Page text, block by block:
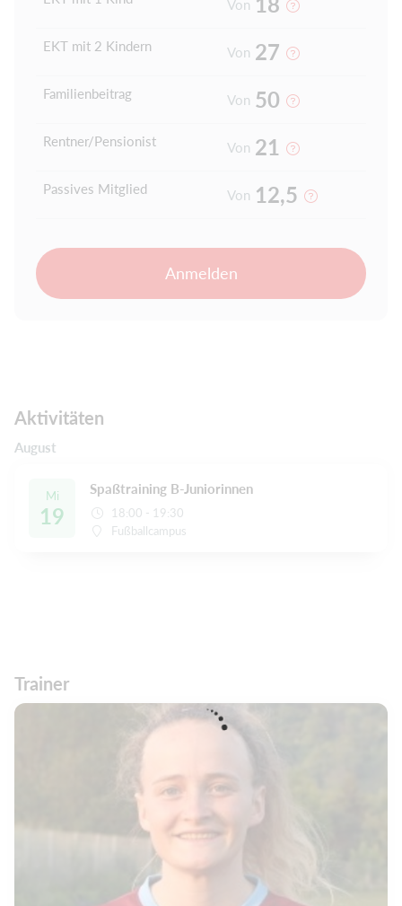
Von
EKT mit 2 Kindern Von 27
Familienbeitrag Von 50
Rentner/Pensionist Von 21
Passives Mitglied Von 12,5
Anmelden
Aktivitäten
August
Mi
19
Spaßtraining B-Juniorinnen
18:00 - 19:30
Fußballcampus
Trainer